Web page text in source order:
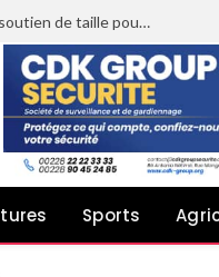
Sheyi Adebayor aux côtés de CDK GROUP : Un soutien de taille pour le concert de Joachin Migos
Sports